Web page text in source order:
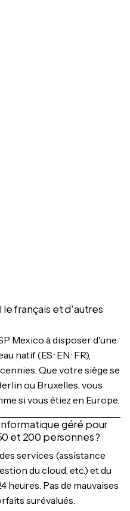
français et d'autres
Mexico à disposer d'une
natif (ES · EN · FR),
Que votre siège se
ou Bruxelles, vous
si vous étiez en Europe.
géré pour
et 200 personnes ?
services (assistance
du cloud, etc.) et du
heures. Pas de mauvaises
surévalués.